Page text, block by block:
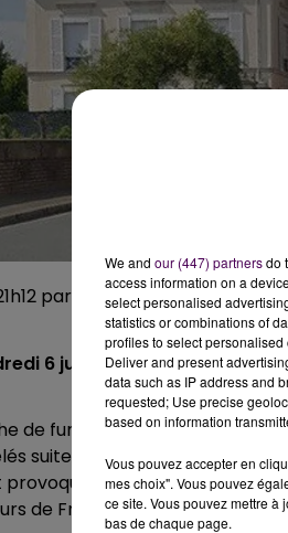
par Emilien Borderie
6 juillet à Beaumont-sur-
de fumée ce vendredi 6 juillet
suite à l'embrasement d'une
quelques dégâts
de Fresnay-sur-Sarthe qui a
We and our (447) partnersdo
access information on a
select personalised
statistics or combinations of
profiles to select personalised
Deliver and present
data such as IP address and
requested; Use precise
based on information
Vous pouvez accepter en
mes choix". Vous pouvez
ce site. Vous pouvez mettre à
bas de chaque page.